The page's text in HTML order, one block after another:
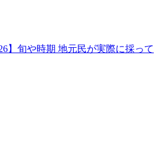
】旬や時期 地元民が実際に採って